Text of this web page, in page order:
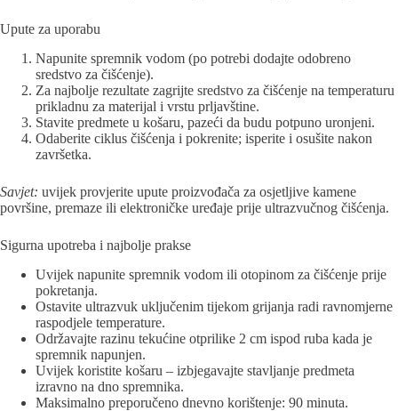
Upute za uporabu
Napunite spremnik vodom (po potrebi dodajte odobreno
sredstvo za čišćenje).
Za najbolje rezultate zagrijte sredstvo za čišćenje na temperaturu
prikladnu za materijal i vrstu prljavštine.
Stavite predmete u košaru, pazeći da budu potpuno uronjeni.
Odaberite ciklus čišćenja i pokrenite; isperite i osušite nakon
završetka.
Savjet: uvijek provjerite upute proizvođača za osjetljive kamene
površine, premaze ili elektroničke uređaje prije ultrazvučnog čišćenja.
Sigurna upotreba i najbolje prakse
Uvijek napunite spremnik vodom ili otopinom za čišćenje prije
pokretanja.
Ostavite ultrazvuk uključenim tijekom grijanja radi ravnomjerne
raspodjele temperature.
Održavajte razinu tekućine otprilike 2 cm ispod ruba kada je
spremnik napunjen.
Uvijek koristite košaru – izbjegavajte stavljanje predmeta
izravno na dno spremnika.
Maksimalno preporučeno dnevno korištenje: 90 minuta.